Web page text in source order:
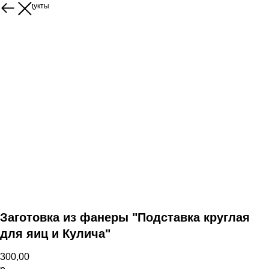
Ещё продукты
Заготовка из фанеры "Подставка круглая
для яиц и Кулича"
300,00